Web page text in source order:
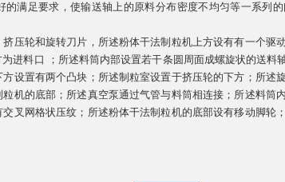
的满足要求，使输送轴上的原料分布密度不均匀等一系列
压轮和旋转刀片，所述粉体干法制粒机上方设有有一个驱
进料口 ；所述料筒内部设置若干条圆周面成螺旋状的送料
设置有两个凸块；所述制粒室设置于挤压轮的下方；所述
机的底部；所述真空泵通过气管与料筒相连接；所述料筒
叉网格状压纹；所述粉体干法制粒机的底部设有移动脚轮